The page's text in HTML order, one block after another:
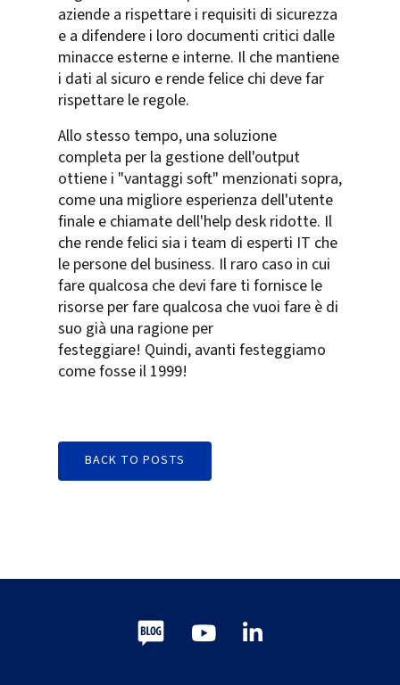
aziende a rispettare i requisiti di sicurezza
e a difendere i loro documenti critici dalle
minacce esterne e interne. Il che mantiene
i dati al sicuro e rende felice chi deve far
rispettare le regole.
Allo stesso tempo, una soluzione
completa per la gestione dell'output
ottiene i "vantaggi soft" menzionati sopra,
come una migliore esperienza dell'utente
finale e chiamate dell'help desk ridotte. Il
che rende felici sia i team di esperti IT che
le persone del business. Il raro caso in cui
fare qualcosa che devi fare ti fornisce le
risorse per fare qualcosa che vuoi fare è di
suo già una ragione per
festeggiare! Quindi, avanti festeggiamo
come fosse il 1999!
BACK TO POSTS
Blog Youtube
LinkedIn